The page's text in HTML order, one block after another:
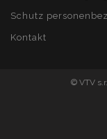
Schutz
Kontakt
© VTV